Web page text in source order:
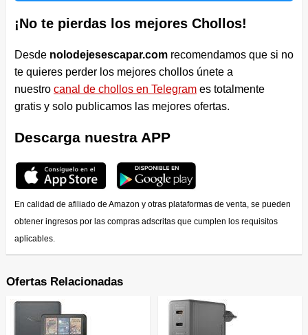
¡No te pierdas los mejores Chollos!
Desde nolodejesescapar.comrecomendamos que si no
te quieres perder los mejores chollos únete a
nuestro canal de chollos en Telegrames totalmente
gratis y solo publicamos las mejores ofertas.
Descarga nuestra APP
En calidad de afiliado de Amazon y otras plataformas de venta, se pueden
obtener ingresos por las compras adscritas que cumplen los requisitos
aplicables.
Ofertas Relacionadas